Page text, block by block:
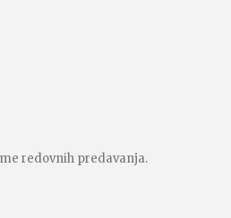
redovnih predavanja.